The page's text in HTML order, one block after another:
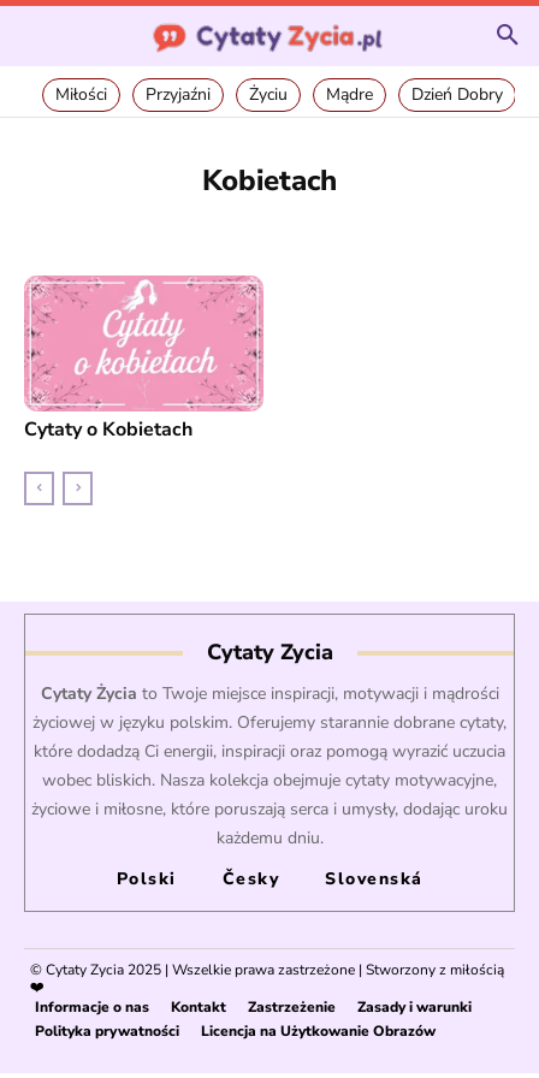
Miłości Przyjaźni Życiu Mądre Dzień Dobry
Kobietach
Cytaty o Kobietach
Cytaty Zycia
Cytaty Życia to Twoje miejsce inspiracji, motywacji i mądrości
życiowej w języku polskim. Oferujemy starannie dobrane cytaty,
które dodadzą Ci energii, inspiracji oraz pomogą wyrazić uczucia
wobec bliskich. Nasza kolekcja obejmuje cytaty motywacyjne,
życiowe i miłosne, które poruszają serca i umysły, dodając uroku
każdemu dniu.
Polski
Česky Slovenská
©Cytaty Zycia 2025 | Wszelkie prawa zastrzeżone | Stworzony z miłością
❤️
Informacje o nas
Kontakt Zastrzeżenie
Zasady i warunki
Polityka prywatności
Licencja na Użytkowanie Obrazów